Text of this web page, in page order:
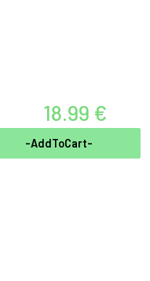
18.99 €
-AddToCart-